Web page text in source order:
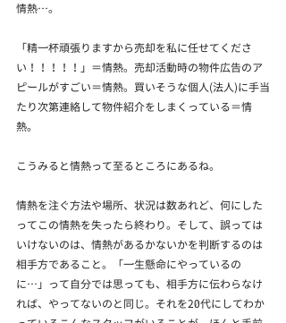
情熱…。
「精一杯頑張りますから売却を私に任せてくださ
い！！！！！」＝情熱。売却活動時の物件広告のア
ピールがすごい＝情熱。買いそうな個人(法人)に手当
たり次第連絡して物件紹介をしまくっている＝情
熱。
こうみると情熱って至るところにあるね。
情熱を注ぐ方法や場所、状況は数あれど、何にした
ってこの情熱を失ったら終わり。そして、誤っては
いけないのは、情熱があるかないかを判断するのは
相手方であること。「一生懸命にやっているの
に…」って自分では思っても、相手方に伝わらなけ
れば、やってないのと同じ。それを20代にしてわか